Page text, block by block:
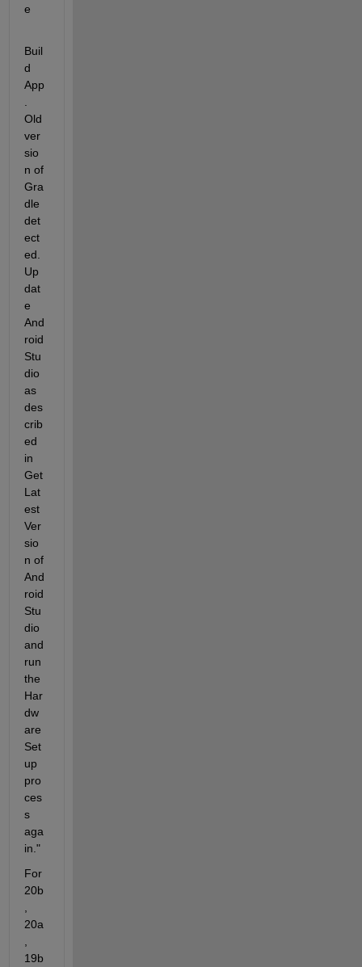
e
Buil
d
App
Old
ver
sio
n of
Gra
dle
det
ect
ed.
Up
dat
e
And
roid
Stu
dio
as
des
crib
ed
in
Get
Lat
est
Ver
sio
n of
And
roid
Stu
dio
and
run
the
Har
dw
are
Set
up
pro
ces
s
aga
in."
For
20b
20a
19b